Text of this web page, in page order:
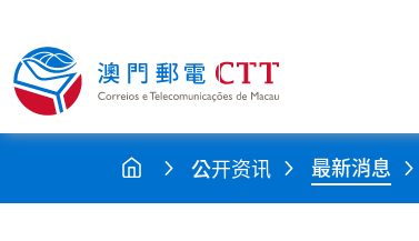
公开资讯 最新消息